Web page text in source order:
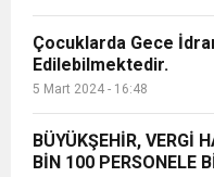
Çocuklarda Gece
Edilebilmektedir.
5 Mart 2024 - 16:48
BÜYÜKŞEHİR, VERGİ
BİN 100 PERSONELE